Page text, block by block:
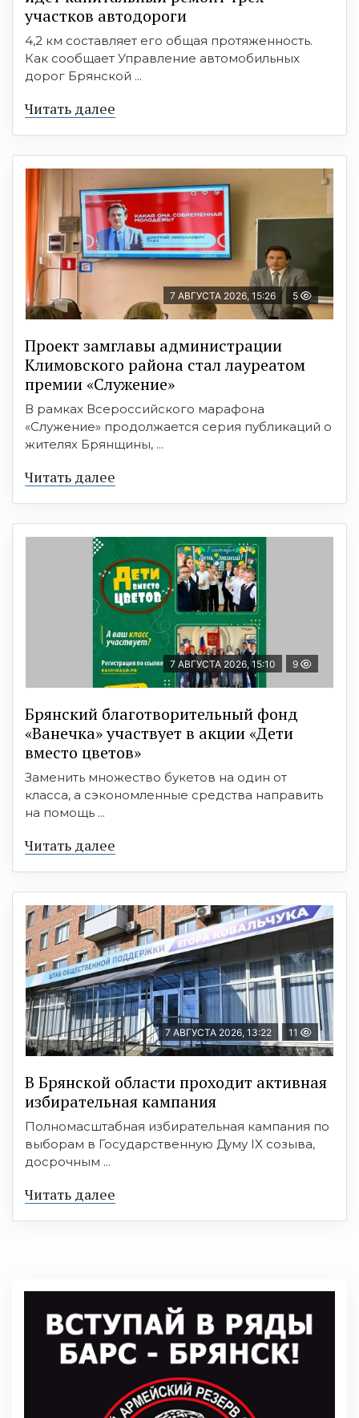
участков автодороги
4,2 км составляет его общая протяженность.
Как сообщает Управление автомобильных
дорог Брянской ...
Читать далее
7 АВГУСТА 2026, 15:26 5
Проект замглавы администрации
Климовского района стал лауреатом
премии «Служение»
В рамках Всероссийского марафона
«Служение» продолжается серия публикаций о
жителях Брянщины, ...
Читать далее
7 АВГУСТА 2026, 15:10 9
Брянский благотворительный фонд
«Ванечка» участвует в акции «Дети
вместо цветов»
Заменить множество букетов на один от
класса, а сэкономленные средства направить
на помощь ...
Читать далее
7 АВГУСТА 2026, 13:22 11
В Брянской области проходит активная
избирательная кампания
Полномасштабная избирательная кампания по
выборам в Государственную Думу IX созыва,
досрочным ...
Читать далее